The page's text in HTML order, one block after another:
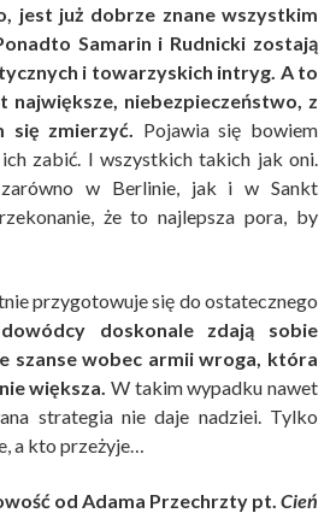
jest już dobrze znane wszystkim
Samarin i Rudnicki zostają
i towarzyskich intryg. A to
największe, niebezpieczeństwo, z
się zmierzyć. Pojawia się bowiem
zabić. I wszystkich takich jak oni.
w Berlinie, jak i w Sankt
że to najlepsza pora, by
przygotowuje się do ostatecznego
doskonale zdają sobie
szanse wobec armii wroga, która
większa. W takim wypadku nawet
strategia nie daje nadziei. Tylko
a kto przeżyje…
od Adama Przechrzty pt. Cień